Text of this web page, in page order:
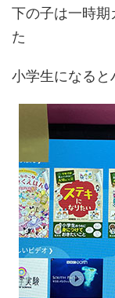
下の子は一時期
た
小学生になると